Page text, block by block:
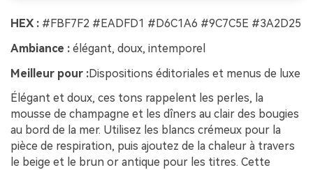
HEX : #FBF7F2 #EADFD1 #D6C1A6 #9C7C5E #3A2D25
Ambiance : élégant, doux, intemporel
Meilleur pour :Dispositions éditoriales et menus de luxe
Élégant et doux, ces tons rappelent les perles, la
mousse de champagne et les dîners au clair des bougies
au bord de la mer. Utilisez les blancs crémeux pour la
pièce de respiration, puis ajoutez de la chaleur à travers
le beige et le brun or antique pour les titres. Cette